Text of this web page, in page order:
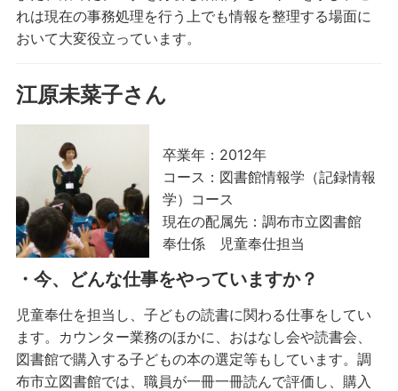
れは現在の事務処理を行う上でも情報を整理する場面に
おいて大変役立っています。
江原未菜子さん
卒業年：2012年
コース：図書館情報学（記録情報
学）コース
現在の配属先：調布市立図書館
奉仕係 児童奉仕担当
・今、どんな仕事をやっていますか？
児童奉仕を担当し、子どもの読書に関わる仕事をしてい
ます。カウンター業務のほかに、おはなし会や読書会、
図書館で購入する子どもの本の選定等もしています。調
布市立図書館では、職員が一冊一冊読んで評価し、購入